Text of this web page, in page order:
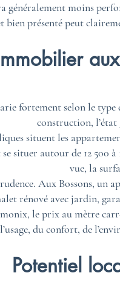
généralement moins
bien présenté peut
fortement selon le type
construction,
situent les
situer autour de 12
vue, la
Aux Bossons, un
rénové avec jardin,
le prix au mètre
l’usage, du confort, de
Potentiel